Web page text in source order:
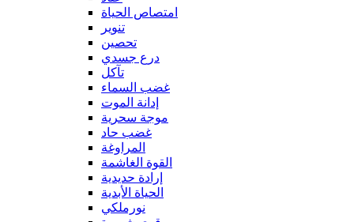
امتصاص الحياة
تنوير
تحصين
درع جسدي
تآكل
غضب السماء
إدانة الموت
موجة سحرية
غضب حاد
المراوغة
القوة الغاشمة
إرادة حديدية
الحياة الأبدية
نورملكي